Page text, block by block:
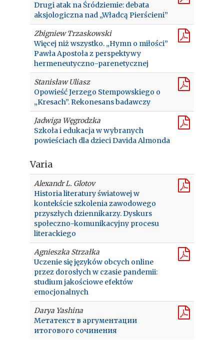
Drugi atak na Śródziemie: debata
aksjologiczna nad „Władcą Pierścieni”
Zbigniew Trzaskowski
Więcej niż wszystko. „Hymn o miłości”
Pawła Apostoła z perspektywy
hermeneutyczno-parenetycznej
Stanisław Uliasz
Opowieść Jerzego Stempowskiego o
„Kresach”. Rekonesans badawczy
Jadwiga Węgrodzka
Szkoła i edukacja w wybranych
powieściach dla dzieci Davida Almonda
Varia
Alexandr L. Glotov
Historia literatury światowej w
kontekście szkolenia zawodowego
przyszłych dziennikarzy. Dyskurs
społeczno-komunikacyjny procesu
literackiego
Agnieszka Strzałka
Uczenie się języków obcych online
przez dorosłych w czasie pandemii:
studium jakościowe efektów
emocjonalnych
Darya Yashina
Метатекст в аргументации
итогового сочинения